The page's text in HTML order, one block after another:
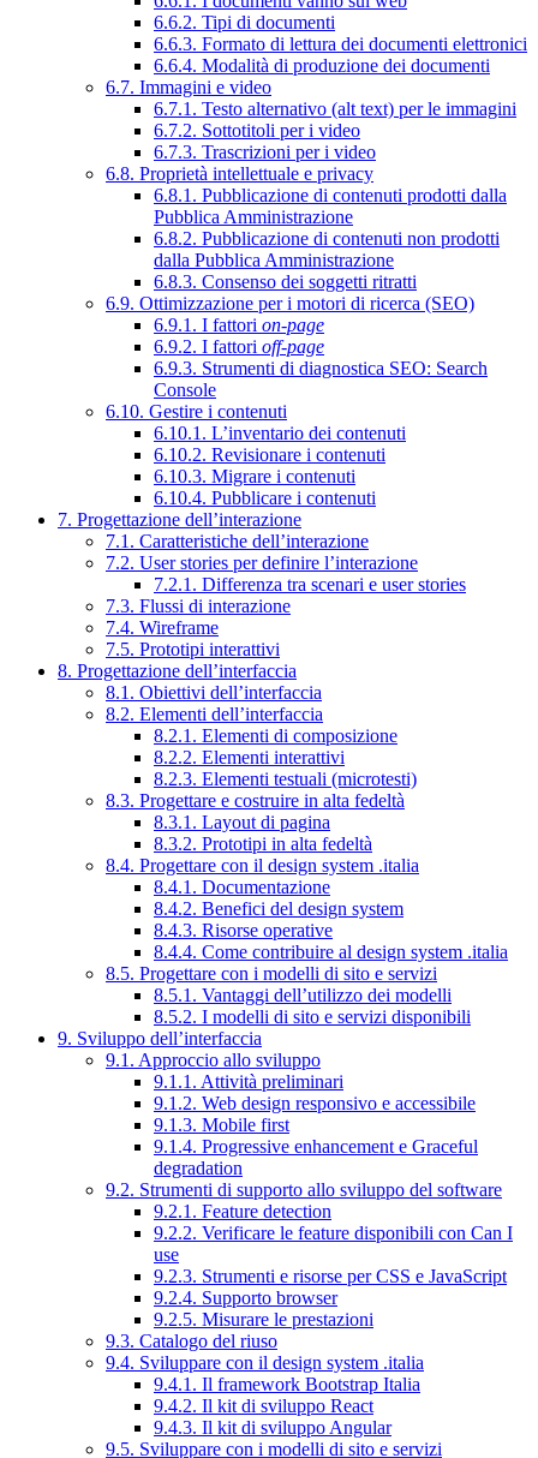
6.6.2. Tipi di documenti
6.6.3. Formato di lettura dei documenti elettronici
6.6.4. Modalità di produzione dei documenti
6.7. Immagini e video
6.7.1. Testo alternativo (alt text) per le immagini
6.7.2. Sottotitoli per i video
6.7.3. Trascrizioni per i video
6.8. Proprietà intellettuale e privacy
6.8.1. Pubblicazione di contenuti prodotti dalla
Pubblica Amministrazione
6.8.2. Pubblicazione di contenuti non prodotti
dalla Pubblica Amministrazione
6.8.3. Consenso dei soggetti ritratti
6.9. Ottimizzazione per i motori di ricerca (SEO)
6.9.1. I fattori on-page
6.9.2. I fattori off-page
6.9.3. Strumenti di diagnostica SEO: Search
Console
6.10. Gestire i contenuti
6.10.1. L’inventario dei contenuti
6.10.2. Revisionare i contenuti
6.10.3. Migrare i contenuti
6.10.4. Pubblicare i contenuti
7. Progettazione dell’interazione
7.1. Caratteristiche dell’interazione
7.2. User stories per definire l’interazione
7.2.1. Differenza tra scenari e user stories
7.3. Flussi di interazione
7.4. Wireframe
7.5. Prototipi interattivi
8. Progettazione dell’interfaccia
8.1. Obiettivi dell’interfaccia
8.2. Elementi dell’interfaccia
8.2.1. Elementi di composizione
8.2.2. Elementi interattivi
8.2.3. Elementi testuali (microtesti)
8.3. Progettare e costruire in alta fedeltà
8.3.1. Layout di pagina
8.3.2. Prototipi in alta fedeltà
8.4. Progettare con il design system .italia
8.4.1. Documentazione
8.4.2. Benefici del design system
8.4.3. Risorse operative
8.4.4. Come contribuire al design system .italia
8.5. Progettare con i modelli di sito e servizi
8.5.1. Vantaggi dell’utilizzo dei modelli
8.5.2. I modelli di sito e servizi disponibili
9. Sviluppo dell’interfaccia
9.1. Approccio allo sviluppo
9.1.1. Attività preliminari
9.1.2. Web design responsivo e accessibile
9.1.3. Mobile first
9.1.4. Progressive enhancement e Graceful
degradation
9.2. Strumenti di supporto allo sviluppo del software
9.2.1. Feature detection
9.2.2. Verificare le feature disponibili con Can I
use
9.2.3. Strumenti e risorse per CSS e JavaScript
9.2.4. Supporto browser
9.2.5. Misurare le prestazioni
9.3. Catalogo del riuso
9.4. Sviluppare con il design system .italia
9.4.1. Il framework Bootstrap Italia
9.4.2. Il kit di sviluppo React
9.4.3. Il kit di sviluppo Angular
9.5. Sviluppare con i modelli di sito e servizi